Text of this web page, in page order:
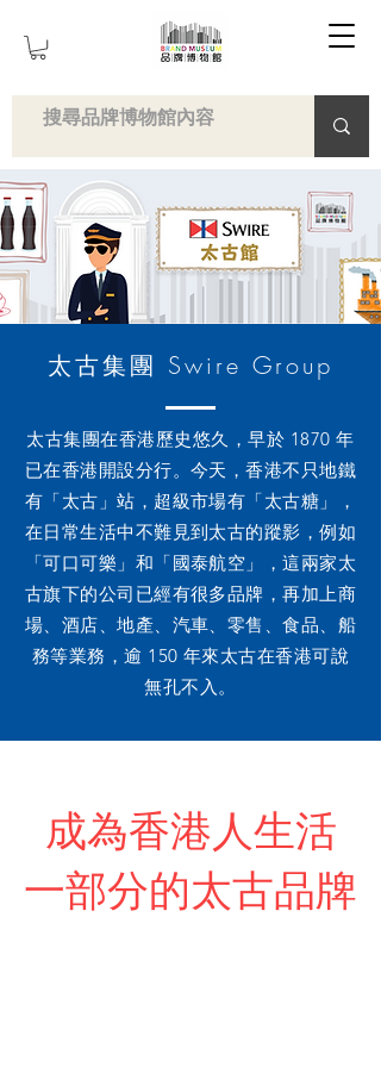
太古集團 Swire Group
太古集團在香港歷史悠久，早於 1870 年
已在香港開設分行。今天，香港不只地鐵
有「太古」站，超級市場有「太古糖」，
在日常生活中不難見到太古的蹤影，例如
「可口可樂」和「國泰航空」，這兩家太
古旗下的公司已經有很多品牌，再加上商
場、酒店、地產、汽車、零售、食品、船
務等業務，逾 150 年來太古在香港可說
無孔不入。
成為香港人生活
一部分的太古品牌